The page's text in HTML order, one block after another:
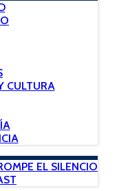
CULTURA
EL SILENCIO